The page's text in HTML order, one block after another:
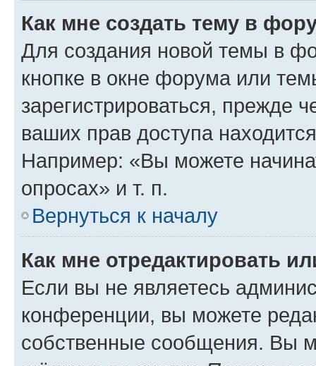
Как мне создать тему в
Для создания новой темы в
кнопке в окне форума или
зарегистрироваться, прежде
ваших прав доступа
Например: «Вы можете
опросах» и т. п.
Вернуться к началу
Как мне отредактировать
Если вы не являетесь
конференции, вы можете
собственные сообщения. Вы